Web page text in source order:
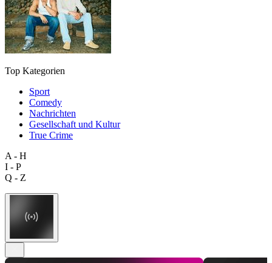
Top Kategorien
Sport
Comedy
Nachrichten
Gesellschaft und Kultur
True Crime
A - H
I - P
Q - Z